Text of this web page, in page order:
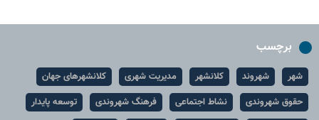
برچسب
شهر شهروند کلانشهر مدیریت شهری
کلانشهرهای جهان
حقوق شهروندی
نشاط اجتماعی فرهنگ شهروندی
توسعه پایدار